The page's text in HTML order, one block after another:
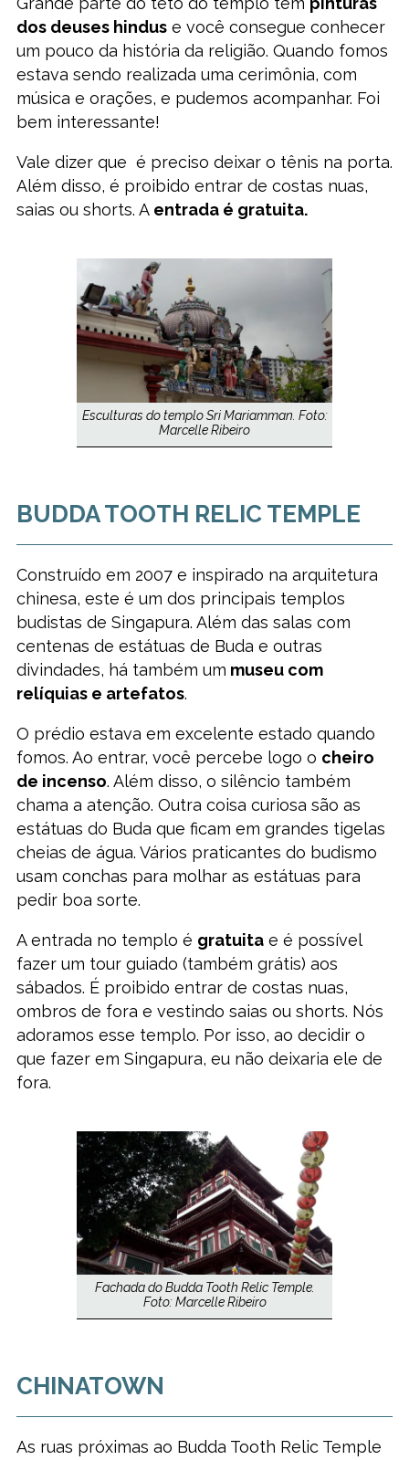
dos deuses hinduse você consegue conhecer
um pouco da história da religião. Quando fomos
estava sendo realizada uma cerimônia, com
música e orações, e pudemos acompanhar. Foi
bem interessante!
Vale dizer que é preciso deixar o tênis na porta.
Além disso, é proibido entrar de costas nuas,
saias ou shorts. A entrada é gratuita.
Esculturas do templo Sri Mariamman. Foto:
Marcelle Ribeiro
BUDDA TOOTH RELIC TEMPLE
Construído em 2007 e inspirado na arquitetura
chinesa, este é um dos principais templos
budistas de Singapura. Além das salas com
centenas de estátuas de Buda e outras
divindades, há também um museu com
relíquias e artefatos.
O prédio estava em excelente estado quando
fomos. Ao entrar, você percebe logo o cheiro
de incenso. Além disso, o silêncio também
chama a atenção. Outra coisa curiosa são as
estátuas do Buda que ficam em grandes tigelas
cheias de água. Vários praticantes do budismo
usam conchas para molhar as estátuas para
pedir boa sorte.
A entrada no templo é gratuitae é possível
fazer um tour guiado (também grátis) aos
sábados. É proibido entrar de costas nuas,
ombros de fora e vestindo saias ou shorts. Nós
adoramos esse templo. Por isso, ao decidir o
que fazer em Singapura, eu não deixaria ele de
fora.
Fachada do Budda Tooth Relic Temple.
Foto: Marcelle Ribeiro
CHINATOWN
As ruas próximas ao Budda Tooth Relic Temple